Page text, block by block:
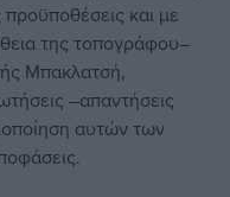
προϋποθέσεις και με
της τοπογράφου–
Μπακλατσή,
–απαντήσεις
αυτών των